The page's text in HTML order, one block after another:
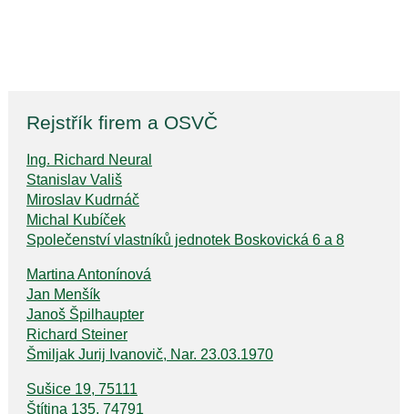
Rejstřík firem a OSVČ
Ing. Richard Neural
Stanislav Vališ
Miroslav Kudrnáč
Michal Kubíček
Společenství vlastníků jednotek Boskovická 6 a 8
Martina Antonínová
Jan Menšík
Janoš Špilhaupter
Richard Steiner
Šmiljak Jurij Ivanovič, Nar. 23.03.1970
Sušice 19, 75111
Štítina 135, 74791